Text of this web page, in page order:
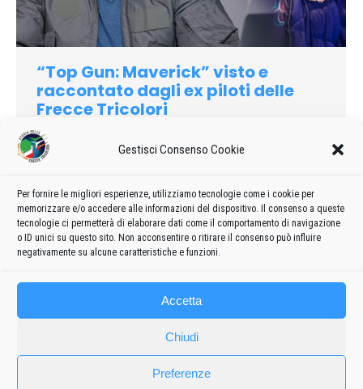
Gestisci Consenso Cookie
Per fornire le migliori esperienze, utilizziamo tecnologie come i cookie per
memorizzare e/o accedere alle informazioni del dispositivo. Il consenso a queste
tecnologie ci permetterà di elaborare dati come il comportamento di navigazione
o ID unici su questo sito. Non acconsentire o ritirare il consenso può influire
negativamente su alcune caratteristiche e funzioni.
Accetta
Chiudi
Preferenze
“Top Gun: Maverick” visto e
raccontato dagli ex piloti delle
Frecce Tricolori
2022
Lascia un commento
nel segno il pubblico (e la critica) riportando in sala persone
alla ricerca di un grande intrattenimento che valorizzasse al
meglio la forza della sala cinematografica.